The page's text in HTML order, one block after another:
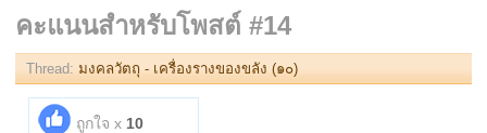
คะแนนสำหรับโพสต์ #14
Thread: มงคลวัตถุ - เครื่องรางของขลัง (๑๐)
ถูกใจ x 10